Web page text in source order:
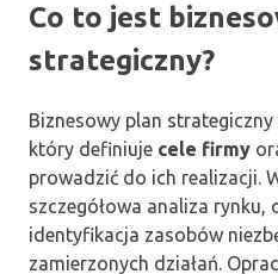
Co to jest
strategiczny?
Biznesowy plan
który definiuje cele firmy
prowadzić do ich realizacji.
szczegółowa analiza rynku,
identyfikacja zasobów
zamierzonych działań.